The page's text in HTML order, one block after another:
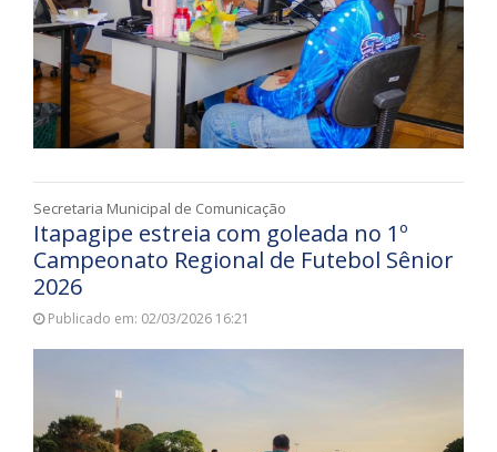
Secretaria Municipal de Comunicação
Itapagipe estreia com goleada no 1º
Campeonato Regional de Futebol Sênior
2026
Publicado em: 02/03/2026 16:21